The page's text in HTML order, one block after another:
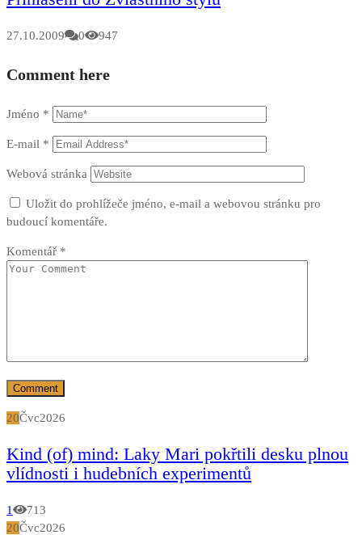
27.10.2009 0 947
Comment here
Jméno *
E-mail *
Webová stránka
Uložit do prohlížeče jméno, e-mail a webovou stránku pro
budoucí komentáře.
Komentář *
20Čvc2026
Kind (of) mind: Laky Mari pokřtili desku plnou
vlídnosti i hudebních experimentů
1
713
20Čvc2026